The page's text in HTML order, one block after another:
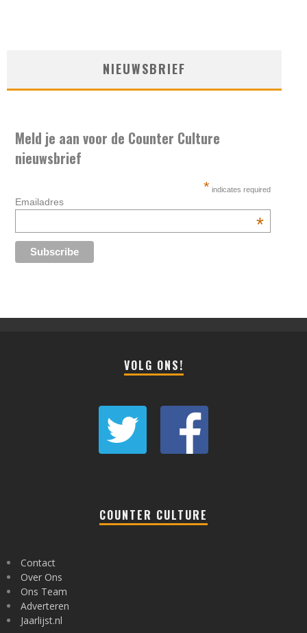
NIEUWSBRIEF
Meld je aan voor de Counter Culture
nieuwsbrief
* indicates required
Emailadres
*
VOLG ONS!
COUNTER CULTURE
Contact
Over Ons
Ons Team
Adverteren
Jaarlijst.nl